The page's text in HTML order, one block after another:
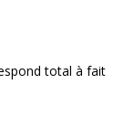
total à fait